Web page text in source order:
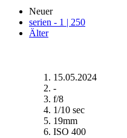
Neuer
serien - 1 | 250
Älter
15.05.2024
-
f/8
1/10 sec
19mm
ISO 400